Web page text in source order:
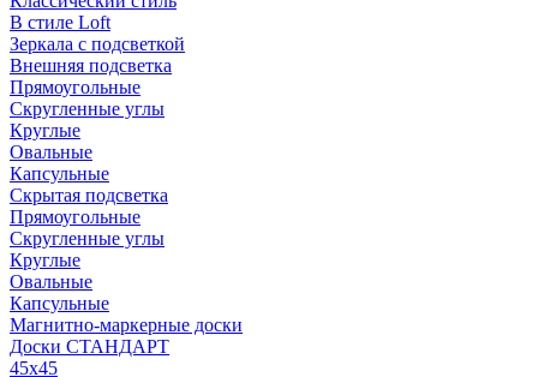
В стиле Loft
Зеркала с подсветкой
Внешняя подсветка
Прямоугольные
Скругленные углы
Круглые
Овальные
Капсульные
Скрытая подсветка
Прямоугольные
Скругленные углы
Круглые
Овальные
Капсульные
Магнитно-маркерные доски
Доски СТАНДАРТ
45x45